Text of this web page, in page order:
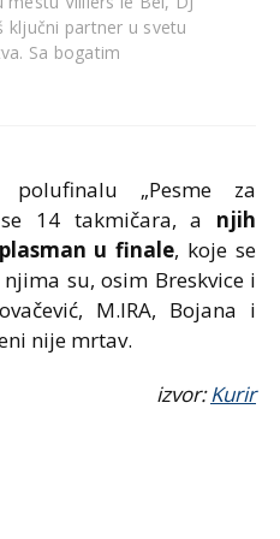
ključni partner u svetu
Sa bogatim
„Pesme za
14 takmičara, a njih
u finale, koje se
su, osim Breskvice i
M.IRA, Bojana i
nije mrtav.
izvor:Kurir